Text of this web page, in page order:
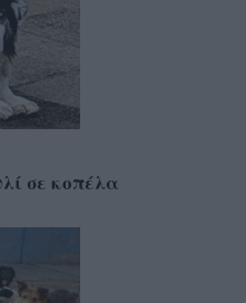
σε κοπέλα